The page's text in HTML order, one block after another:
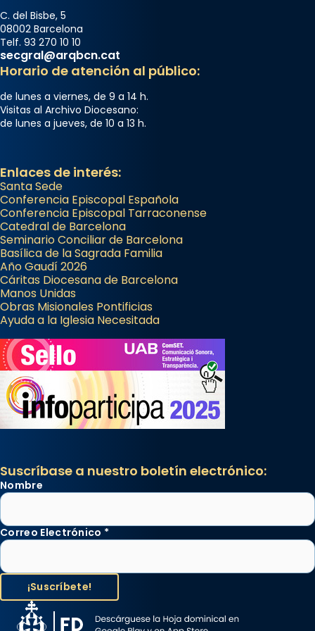
C. del Bisbe, 5
08002 Barcelona
Telf. 93 270 10 10
secgral@arqbcn.cat
Horario de atención al público:
de lunes a viernes, de 9 a 14 h.
Visitas al Archivo Diocesano:
de lunes a jueves, de 10 a 13 h.
Enlaces de interés:
Santa Sede
Conferencia Episcopal Española
Conferencia Episcopal Tarraconense
Catedral de Barcelona
Seminario Conciliar de Barcelona
Basílica de la Sagrada Familia
Año Gaudí 2026
Cáritas Diocesana de Barcelona
Manos Unidas
Obras Misionales Pontificias
Ayuda a la Iglesia Necesitada
Suscríbase a nuestro boletín electrónico:
Nombre
Correo Electrónico *